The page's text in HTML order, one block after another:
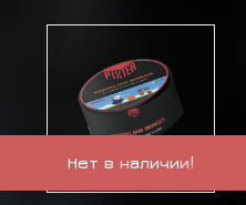
Нет в наличии!